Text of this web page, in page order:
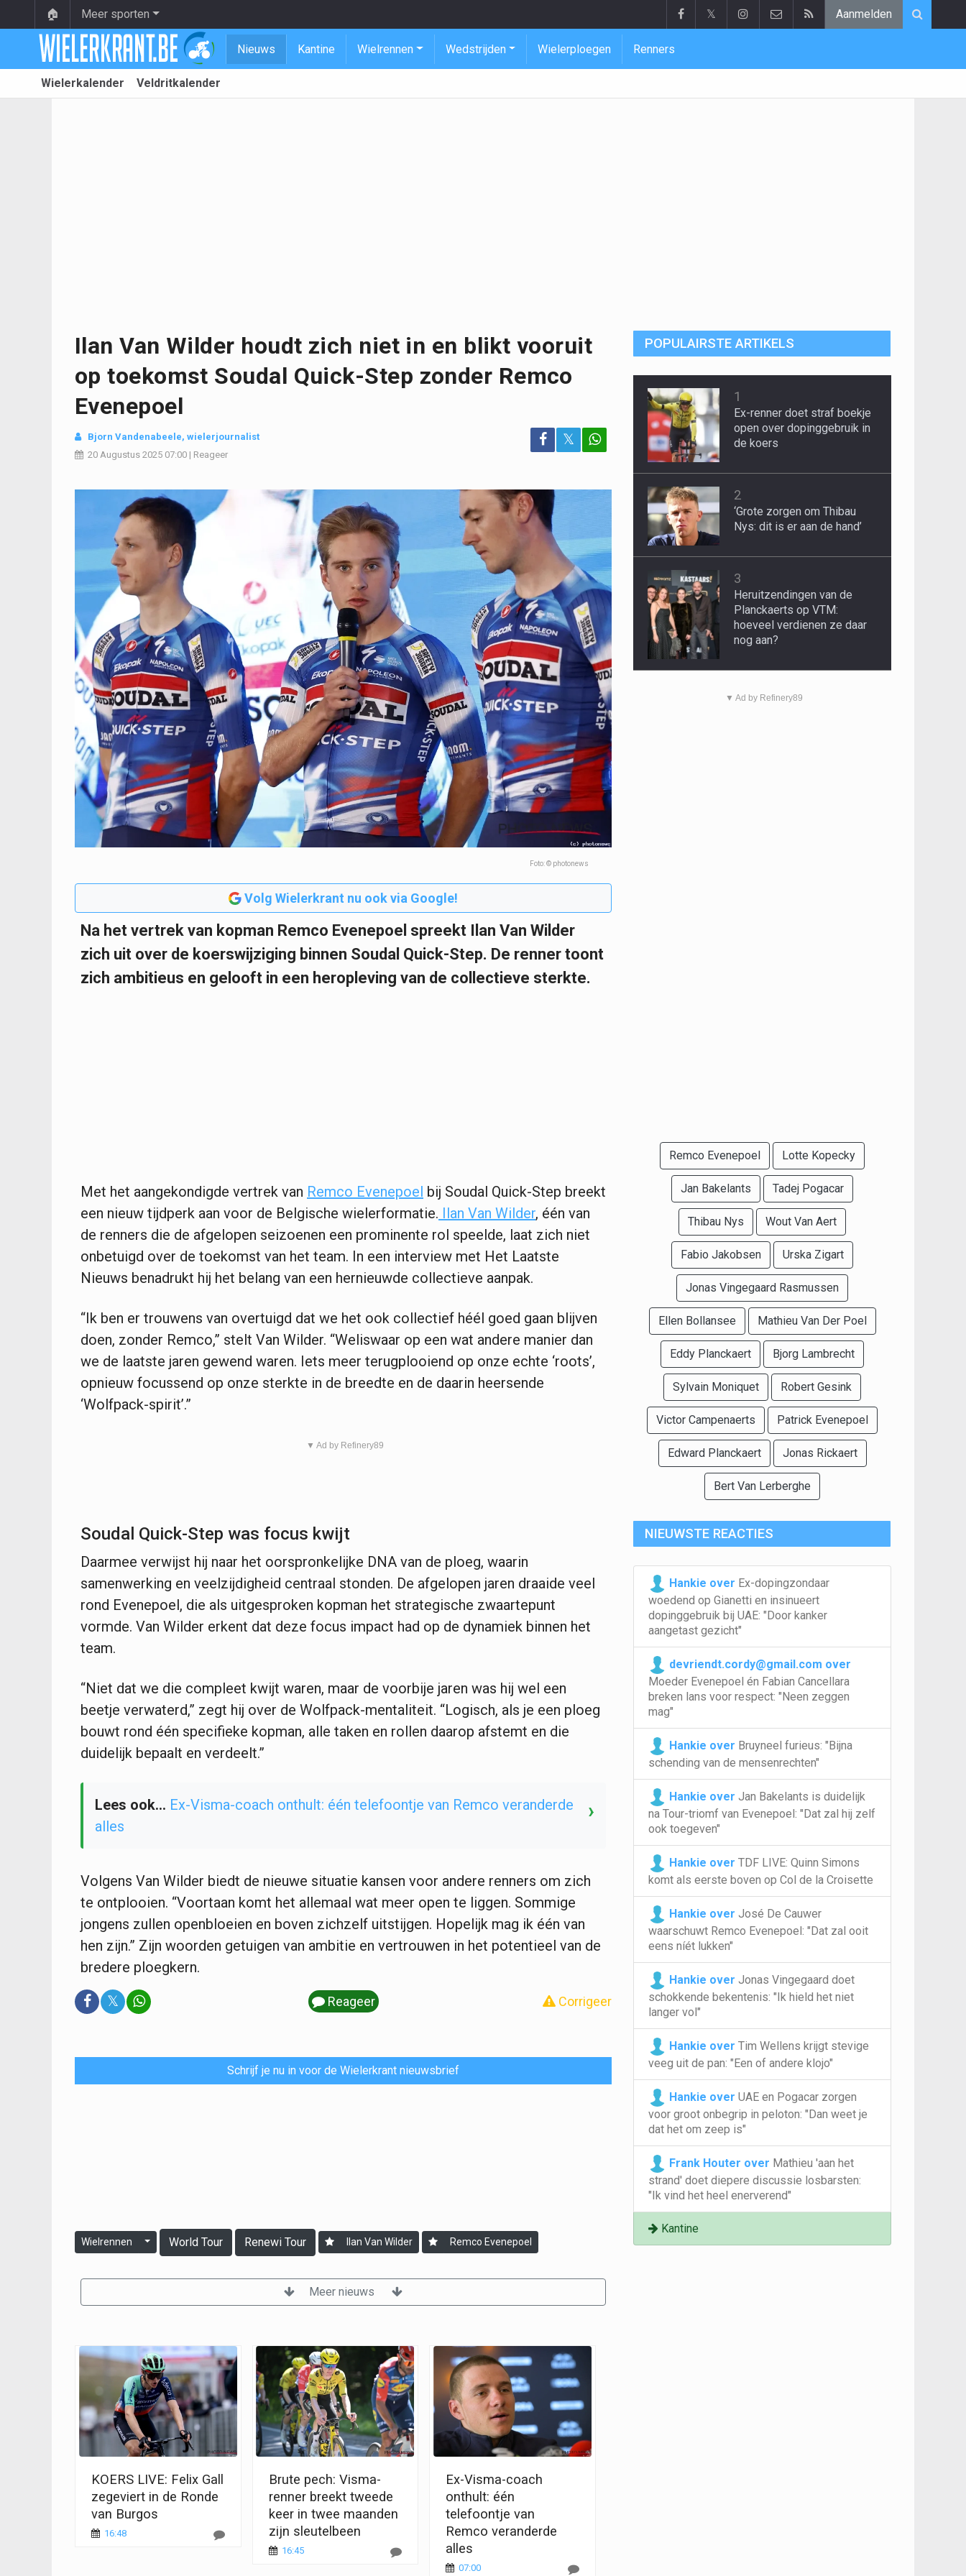
🏠 Meer sporten 𝕏 Aanmelden
Nieuws Kantine Wielrennen Wedstrijden Wielerploegen Renners
Wielerkalender Veldritkalender
Ilan Van Wilder houdt zich niet in en blikt vooruit
op toekomst Soudal Quick-Step zonder Remco
Evenepoel
Bjorn Vandenabeele, wielerjournalist
20 Augustus 2025 07:00 | Reageer
𝕏
Foto: © photonews
Volg Wielerkrant nu ook via Google!
Na het vertrek van kopman Remco Evenepoel spreekt Ilan Van Wilder
zich uit over de koerswijziging binnen Soudal Quick-Step. De renner toont
zich ambitieus en gelooft in een heropleving van de collectieve sterkte.
Met het aangekondigde vertrek van Remco Evenepoel bij Soudal Quick-Step breekt
een nieuw tijdperk aan voor de Belgische wielerformatie.
Ilan Van Wilder, één van
de renners die de afgelopen seizoenen een prominente rol speelde, laat zich niet
onbetuigd over de toekomst van het team. In een interview met Het Laatste
Nieuws benadrukt hij het belang van een hernieuwde collectieve aanpak.
“Ik ben er trouwens van overtuigd dat we het ook collectief héél goed gaan blijven
doen, zonder Remco,” stelt Van Wilder. “Weliswaar op een wat andere manier dan
we de laatste jaren gewend waren. Iets meer terugplooiend op onze echte ‘roots’,
opnieuw focussend op onze sterkte in de breedte en de daarin heersende
‘Wolfpack-spirit’.”
▼ Ad by Refinery89
Soudal Quick-Step was focus kwijt
Daarmee verwijst hij naar het oorspronkelijke DNA van de ploeg, waarin
samenwerking en veelzijdigheid centraal stonden. De afgelopen jaren draaide veel
rond Evenepoel, die als uitgesproken kopman het strategische zwaartepunt
vormde. Van Wilder erkent dat deze focus impact had op de dynamiek binnen het
team.
“Niet dat we die compleet kwijt waren, maar de voorbije jaren was hij wel een
beetje verwaterd,” zegt hij over de Wolfpack-mentaliteit. “Logisch, als je een ploeg
bouwt rond één specifieke kopman, alle taken en rollen daarop afstemt en die
duidelijk bepaalt en verdeelt.”
Lees ook... Ex-Visma-coach onthult: één telefoontje van Remco veranderde
alles
›
Volgens Van Wilder biedt de nieuwe situatie kansen voor andere renners om zich
te ontplooien. “Voortaan komt het allemaal wat meer open te liggen. Sommige
jongens zullen openbloeien en boven zichzelf uitstijgen. Hopelijk mag ik één van
hen zijn.” Zijn woorden getuigen van ambitie en vertrouwen in het potentieel van de
bredere ploegkern.
𝕏 Reageer Corrigeer
Schrijf je nu in voor de Wielerkrant nieuwsbrief
Wielrennen World Tour Renewi Tour Ilan Van Wilder Remco Evenepoel
Meer nieuws
KOERS LIVE: Felix Gall
zegeviert in de Ronde
van Burgos
16:48
Brute pech: Visma-
renner breekt tweede
keer in twee maanden
zijn sleutelbeen
16:45
Ex-Visma-coach
onthult: één
telefoontje van
Remco veranderde
alles
07:00
POPULAIRSTE ARTIKELS
1
Ex-renner doet straf boekje
open over dopinggebruik in
de koers
2
‘Grote zorgen om Thibau
Nys: dit is er aan de hand’
3
Heruitzendingen van de
Planckaerts op VTM:
hoeveel verdienen ze daar
nog aan?
▼ Ad by Refinery89
Remco Evenepoel Lotte Kopecky
Jan Bakelants Tadej Pogacar
Thibau Nys Wout Van Aert
Fabio Jakobsen Urska Zigart
Jonas Vingegaard Rasmussen
Ellen Bollansee Mathieu Van Der Poel
Eddy Planckaert Bjorg Lambrecht
Sylvain Moniquet Robert Gesink
Victor Campenaerts Patrick Evenepoel
Edward Planckaert Jonas Rickaert
Bert Van Lerberghe
NIEUWSTE REACTIES
Hankie over Ex-dopingzondaar
woedend op Gianetti en insinueert
dopinggebruik bij UAE: "Door kanker
aangetast gezicht"
devriendt.cordy@gmail.com over
Moeder Evenepoel én Fabian Cancellara
breken lans voor respect: "Neen zeggen
mag"
Hankie over Bruyneel furieus: "Bijna
schending van de mensenrechten"
Hankie over Jan Bakelants is duidelijk
na Tour-triomf van Evenepoel: "Dat zal hij zelf
ook toegeven"
Hankie over TDF LIVE: Quinn Simons
komt als eerste boven op Col de la Croisette
Hankie over José De Cauwer
waarschuwt Remco Evenepoel: "Dat zal ooit
eens níét lukken"
Hankie over Jonas Vingegaard doet
schokkende bekentenis: "Ik hield het niet
langer vol"
Hankie over Tim Wellens krijgt stevige
veeg uit de pan: "Een of andere klojo"
Hankie over UAE en Pogacar zorgen
voor groot onbegrip in peloton: "Dan weet je
dat het om zeep is"
Frank Houter over Mathieu 'aan het
strand' doet diepere discussie losbarsten:
"Ik vind het heel enerverend"
Kantine